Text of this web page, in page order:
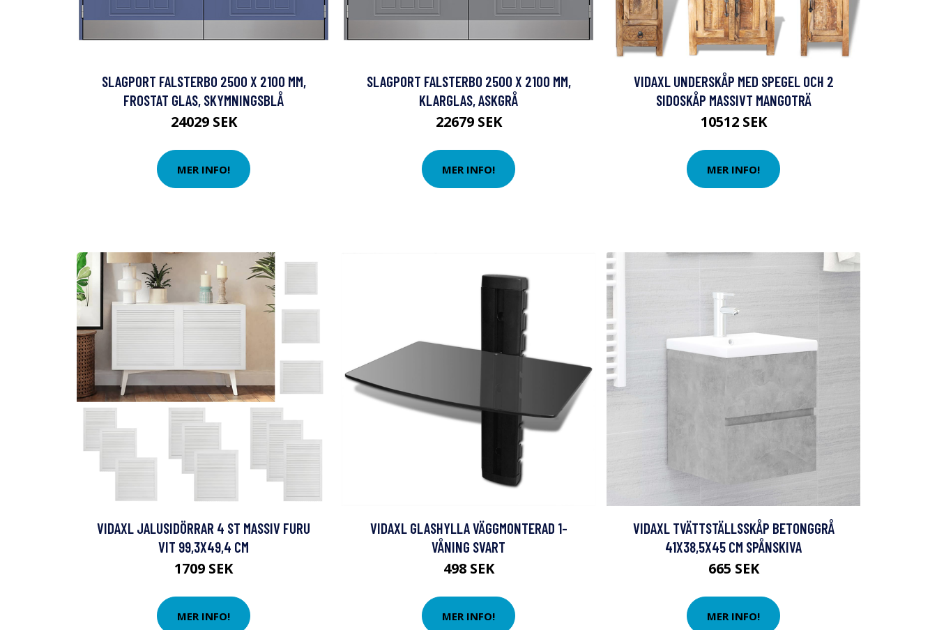
SLAGPORT FALSTERBO 2500 X 2100 MM,
FROSTAT GLAS, SKYMNINGSBLÅ
24029 SEK
MER INFO!
SLAGPORT FALSTERBO 2500 X 2100 MM,
KLARGLAS, ASKGRÅ
22679 SEK
MER INFO!
VIDAXL UNDERSKÅP MED SPEGEL OCH 2
SIDOSKÅP MASSIVT MANGOTRÄ
10512 SEK
MER INFO!
VIDAXL JALUSIDÖRRAR 4 ST MASSIV FURU
VIT 99,3X49,4 CM
1709 SEK
MER INFO!
VIDAXL GLASHYLLA VÄGGMONTERAD 1-
VÅNING SVART
498 SEK
MER INFO!
VIDAXL TVÄTTSTÄLLSSKÅP BETONGGRÅ
41X38,5X45 CM SPÅNSKIVA
665 SEK
MER INFO!